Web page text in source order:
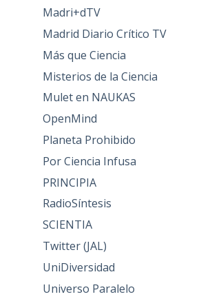
Madri+dTV
Madrid Diario Crítico TV
Más que Ciencia
Misterios de la Ciencia
Mulet en NAUKAS
OpenMind
Planeta Prohibido
Por Ciencia Infusa
PRINCIPIA
RadioSíntesis
SCIENTIA
Twitter (JAL)
UniDiversidad
Universo Paralelo